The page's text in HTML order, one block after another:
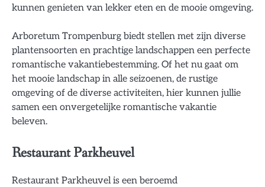
kunnen genieten van lekker eten en de mooie omgeving.
Arboretum Trompenburg biedt stellen met zijn diverse
plantensoorten en prachtige landschappen een perfecte
romantische vakantiebestemming. Of het nu gaat om
het mooie landschap in alle seizoenen, de rustige
omgeving of de diverse activiteiten, hier kunnen jullie
samen een onvergetelijke romantische vakantie
beleven.
Restaurant Parkheuvel
Restaurant Parkheuvel is een beroemd